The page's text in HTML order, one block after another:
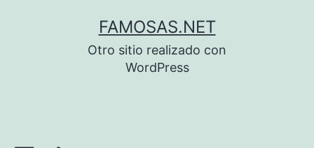
FAMOSAS.NET
Otro sitio realizado con
WordPress